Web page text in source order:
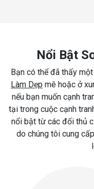
Nổi Bật
Bạn có thể đã thấy
Làm Dẹp mê hoặc ở
nếu bạn muốn cạnh
tại trong cuộc cạnh
nổi bật từ các đối thủ
do chúng tôi cung